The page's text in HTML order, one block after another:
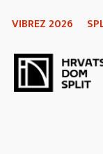
VIBREZ 2026